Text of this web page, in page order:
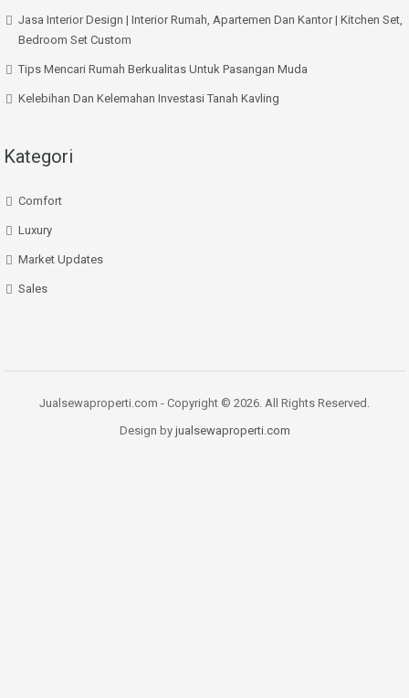
Jasa Interior Design | Interior Rumah, Apartemen Dan Kantor | Kitchen Set,
Bedroom Set Custom
Tips Mencari Rumah Berkualitas Untuk Pasangan Muda
Kelebihan Dan Kelemahan Investasi Tanah Kavling
Kategori
Comfort
Luxury
Market Updates
Sales
Jualsewaproperti.com - Copyright © 2026. All Rights Reserved.
Design by jualsewaproperti.com